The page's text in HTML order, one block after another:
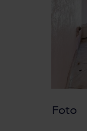
Foto